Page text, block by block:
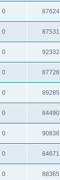
0 87624
0 87531
0 92332
0 87726
0 89285
0 84490
0 90836
0 84671
0 88365